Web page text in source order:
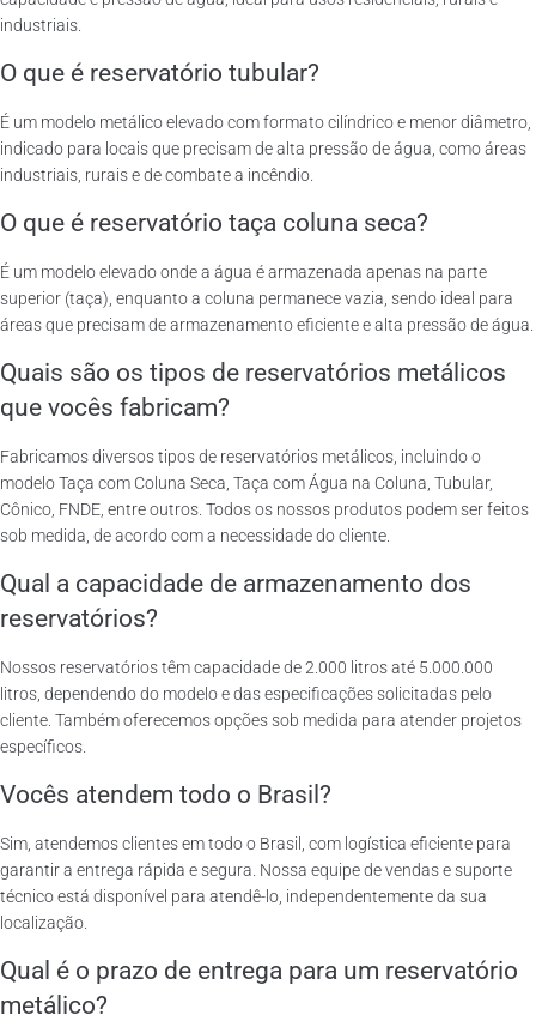
industriais.
O que é reservatório tubular?
É um modelo metálico elevado com formato cilíndrico e menor diâmetro,
indicado para locais que precisam de alta pressão de água, como áreas
industriais, rurais e de combate a incêndio.
O que é reservatório taça coluna seca?
É um modelo elevado onde a água é armazenada apenas na parte
superior (taça), enquanto a coluna permanece vazia, sendo ideal para
áreas que precisam de armazenamento eficiente e alta pressão de água.
Quais são os tipos de reservatórios metálicos
que vocês fabricam?
Fabricamos diversos tipos de reservatórios metálicos, incluindo o
modelo Taça com Coluna Seca, Taça com Água na Coluna, Tubular,
Cônico, FNDE, entre outros. Todos os nossos produtos podem ser feitos
sob medida, de acordo com a necessidade do cliente.
Qual a capacidade de armazenamento dos
reservatórios?
Nossos reservatórios têm capacidade de 2.000 litros até 5.000.000
litros, dependendo do modelo e das especificações solicitadas pelo
cliente. Também oferecemos opções sob medida para atender projetos
específicos.
Vocês atendem todo o Brasil?
Sim, atendemos clientes em todo o Brasil, com logística eficiente para
garantir a entrega rápida e segura. Nossa equipe de vendas e suporte
técnico está disponível para atendê-lo, independentemente da sua
localização.
Qual é o prazo de entrega para um reservatório
metálico?